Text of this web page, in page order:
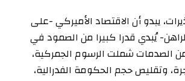
يبدو أن الاقتصاد الأميركي -على
يُبدي قدرا كبيرا من الصمود في
الصدمات شملت الرسوم الجمركية،
وتقليص حجم الحكومة الفدرالية،